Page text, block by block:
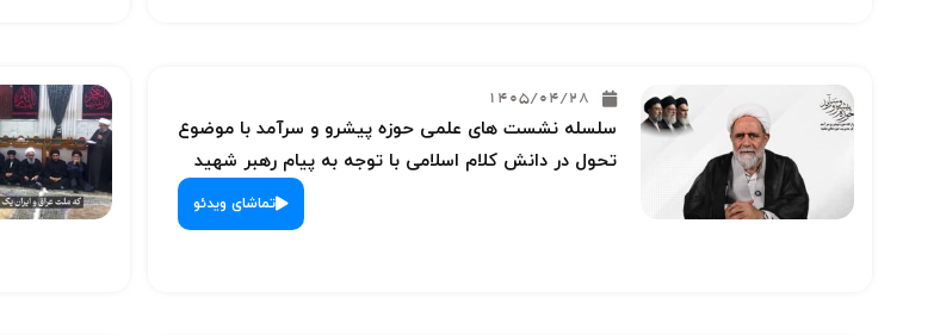
1405/04/28
سلسله نشست های علمی حوزه پیشرو و سرآمد با موضوع
تحول در دانش کلام اسلامی با توجه به پیام رهبر شهید
تماشای ویدئو